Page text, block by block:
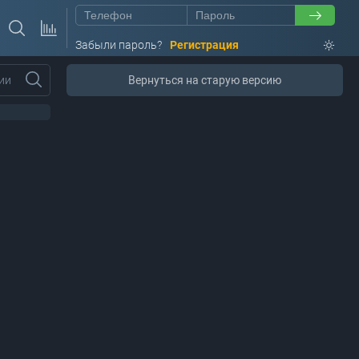
Забыли пароль? Регистрация
Вернуться на старую версию